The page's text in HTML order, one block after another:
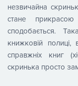
незвичайна
стане
сподобається.
книжковій полиці,
справжніх книг
скринька просто